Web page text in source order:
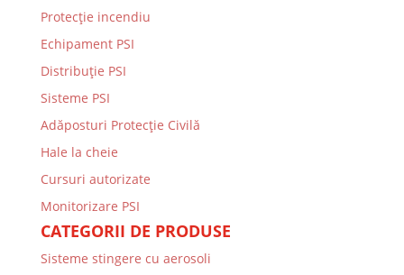
Protecţie incendiu
Echipament PSI
Distribuţie PSI
Sisteme PSI
Adăposturi Protecție Civilă
Hale la cheie
Cursuri autorizate
Monitorizare PSI
CATEGORII DE PRODUSE
Sisteme stingere cu aerosoli